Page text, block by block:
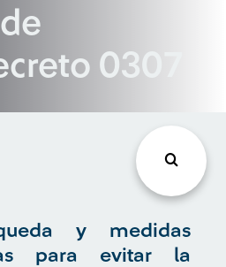
0307
y medidas
para evitar la